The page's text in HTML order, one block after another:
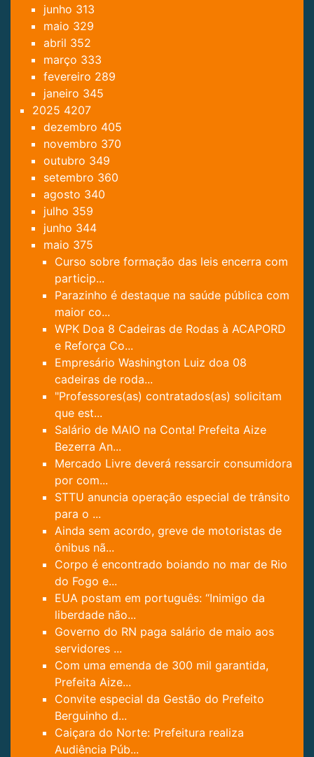
junho 313
maio 329
abril 352
março 333
fevereiro 289
janeiro 345
2025 4207
dezembro 405
novembro 370
outubro 349
setembro 360
agosto 340
julho 359
junho 344
maio 375
Curso sobre formação das leis encerra com
particip...
Parazinho é destaque na saúde pública com
maior co...
WPK Doa 8 Cadeiras de Rodas à ACAPORD
e Reforça Co...
Empresário Washington Luiz doa 08
cadeiras de roda...
"Professores(as) contratados(as) solicitam
que est...
Salário de MAIO na Conta! Prefeita Aize
Bezerra An...
Mercado Livre deverá ressarcir consumidora
por com...
STTU anuncia operação especial de trânsito
para o ...
Ainda sem acordo, greve de motoristas de
ônibus nã...
Corpo é encontrado boiando no mar de Rio
do Fogo e...
EUA postam em português: “Inimigo da
liberdade não...
Governo do RN paga salário de maio aos
servidores ...
Com uma emenda de 300 mil garantida,
Prefeita Aize...
Convite especial da Gestão do Prefeito
Berguinho d...
Caiçara do Norte: Prefeitura realiza
Audiência Púb...